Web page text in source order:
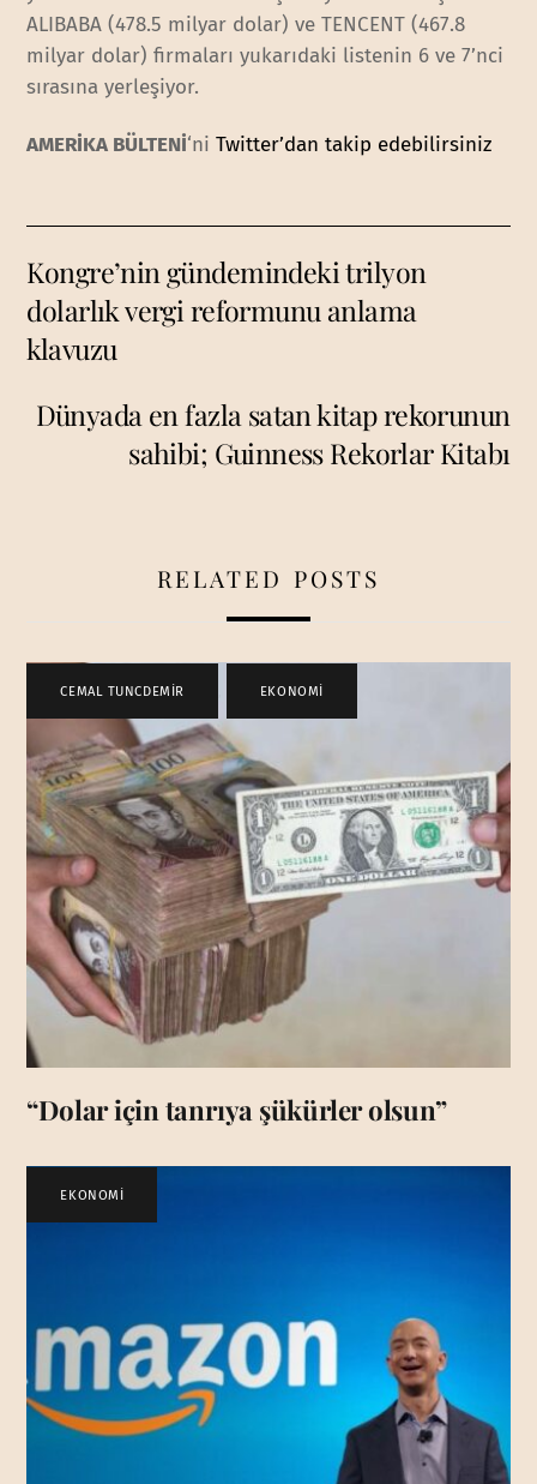
ALIBABA (478.5 milyar dolar) ve TENCENT (467.8
milyar dolar) firmaları yukarıdaki listenin 6 ve 7’nci
sırasına yerleşiyor.
AMERİKA BÜLTENİ‘niTwitter’dan takip edebilirsiniz
Kongre’nin gündemindeki trilyon
dolarlık vergi reformunu anlama
klavuzu
Dünyada en fazla satan kitap rekorunun
sahibi; Guinness Rekorlar Kitabı
RELATED POSTS
CEMAL TUNCDEMİR EKONOMİ
“Dolar için tanrıya şükürler olsun”
EKONOMİ